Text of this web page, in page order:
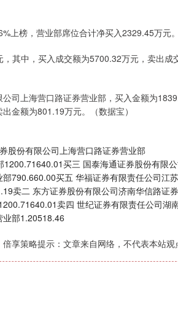
上榜，营业部席位合计净买入2329.45万元。
其中，买入成交额为5700.32万元，卖出成
司上海营口路证券营业部，买入金额为
金额为801.19万元。（数据宝）
股份有限公司上海营口路证券营业部
买三 国泰海通证券股份有限
790.660.00买五 华福证券有限责任公司江
卖二 东方证券股份有限公司济南华信路证
卖四 世纪证券有限责任公司湖
部1.20518.46
倍享策略提示：文章来自网络，不代表本站观